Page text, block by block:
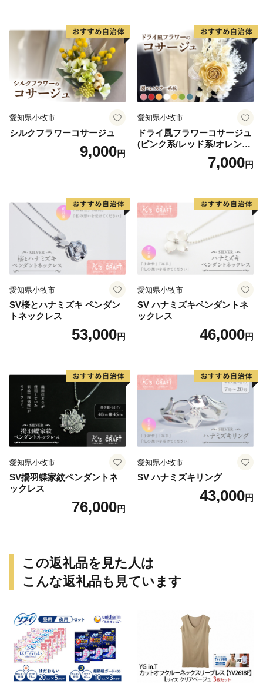
愛知県小牧市
シルクフラワーコサージュ
9,000円
愛知県小牧市
ドライ風フラワーコサージュ
(ピンク系/レッド系/オレンジ
系/ホワイト系/イエロー系/グ
リーン系/ブルー系）7,000円
愛知県小牧市
SV桜とハナミズキ ペンダン
トネックレス
53,000円
愛知県小牧市
SV ハナミズキペンダントネ
ックレス
46,000円
愛知県小牧市
SV揚羽蝶家紋ペンダントネ
ックレス
76,000円
愛知県小牧市
SV ハナミズキリング
43,000円
この返礼品を見た人は
こんな返礼品も見ています